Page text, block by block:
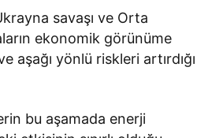
savaşı ve Orta
ekonomik görünüme
aşağı yönlü riskleri artırdığı
bu aşamada enerji